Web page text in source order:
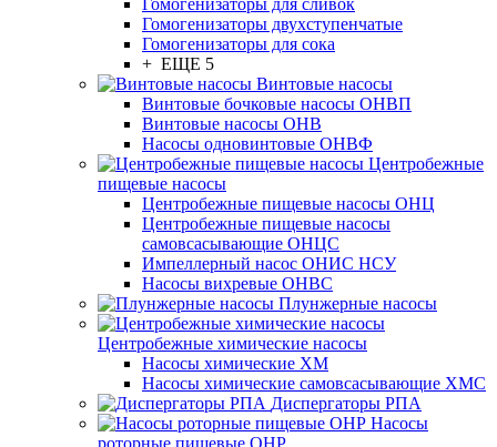
Гомогенизаторы для сливок
Гомогенизаторы двухступенчатые
Гомогенизаторы для сока
+ ЕЩЕ 5
Винтовые насосы
Винтовые бочковые насосы ОНВП
Винтовые насосы ОНВ
Насосы одновинтовые ОНВФ
Центробежные
пищевые насосы
Центробежные пищевые насосы ОНЦ
Центробежные пищевые насосы
самовсасывающие ОНЦС
Импеллерный насос ОНИС НСУ
Насосы вихревые ОНВС
Плунжерные насосы
Центробежные химические насосы
Насосы химические ХМ
Насосы химические самовсасывающие ХМС
Диспергаторы РПА
Насосы
роторные пищевые ОНР